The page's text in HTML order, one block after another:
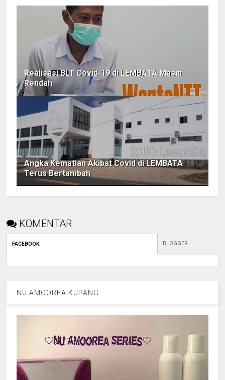
Realisasi BLT Covid-19 di LEMBATA Masih
Rendah
Angka Kematian Akibat Covid di LEMBATA
Terus Bertambah
KOMENTAR
FACEBOOK: BLOGGER
NU AMOOREA KUPANG